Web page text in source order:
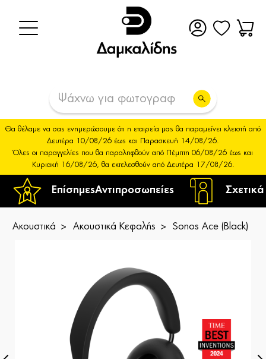
ΕπίσημεςΑντιπροσωπείες
Θα θέλαμε να σας ενημερώσουμε ότι η εταιρεία μας θα παραμείνει κλειστή από
Δευτέρα 10/08/26 έως και Παρασκευή 14/08/26.
Όλες οι παραγγελίες που θα παραληφθούν από Πέμπτη 06/08/26 έως και
Κυριακή 16/08/26, θα εκτελεσθούν από Δευτέρα 17/08/26.
Ακουστικά Ακουστικά Κεφαλής Sonos Ace (Black)